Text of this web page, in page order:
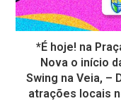
*É hoje! na
Nova o início
Swing na Veia, –
atrações locais